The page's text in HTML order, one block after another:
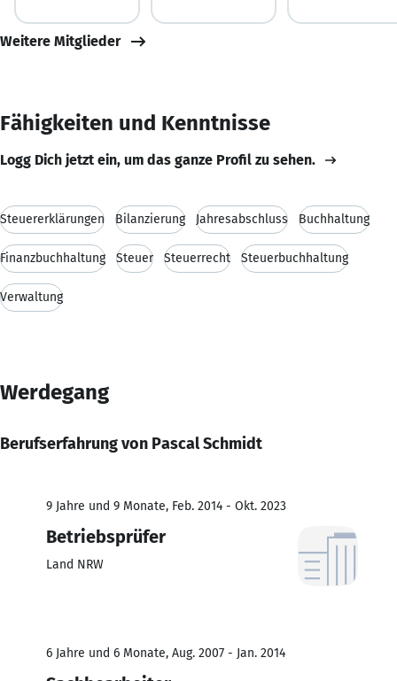
Weitere Mitglieder
Fähigkeiten und Kenntnisse
Logg Dich jetzt ein, um das ganze Profil zu sehen.
Steuererklärungen Bilanzierung Jahresabschluss Buchhaltung
Finanzbuchhaltung Steuer Steuerrecht Steuerbuchhaltung
Verwaltung
Werdegang
Berufserfahrung von Pascal Schmidt
9 Jahre und 9 Monate, Feb. 2014 - Okt. 2023
Betriebsprüfer
Land NRW
6 Jahre und 6 Monate, Aug. 2007 - Jan. 2014